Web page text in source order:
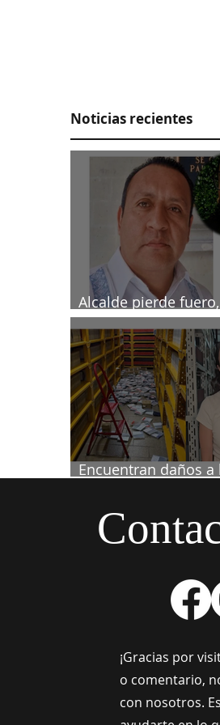
Noticias recientes
Alcalde pierde fuero,
investigado por
periodista
Encuentran daños a
¡Gracias por
o comentario,
con nosotros.